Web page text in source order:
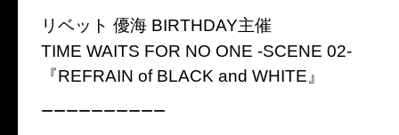
リベット 優海 BIRTHDAY主催
TIME WAITS FOR NO ONE -SCENE 02-
『REFRAIN of BLACK and WHITE』
−−−−−−−−−−